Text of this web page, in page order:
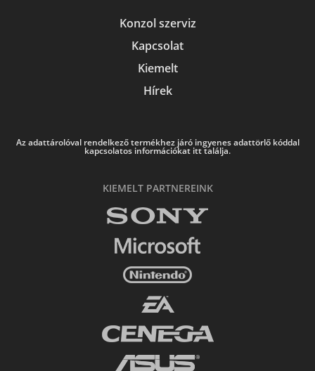
Konzol szerviz
Kapcsolat
Kiemelt
Hírek
Az adattárolóval rendelkező termékhez járó ingyenes adattörlő kóddal
kapcsolatos információkat itt találja.
KIEMELT PARTNEREINK